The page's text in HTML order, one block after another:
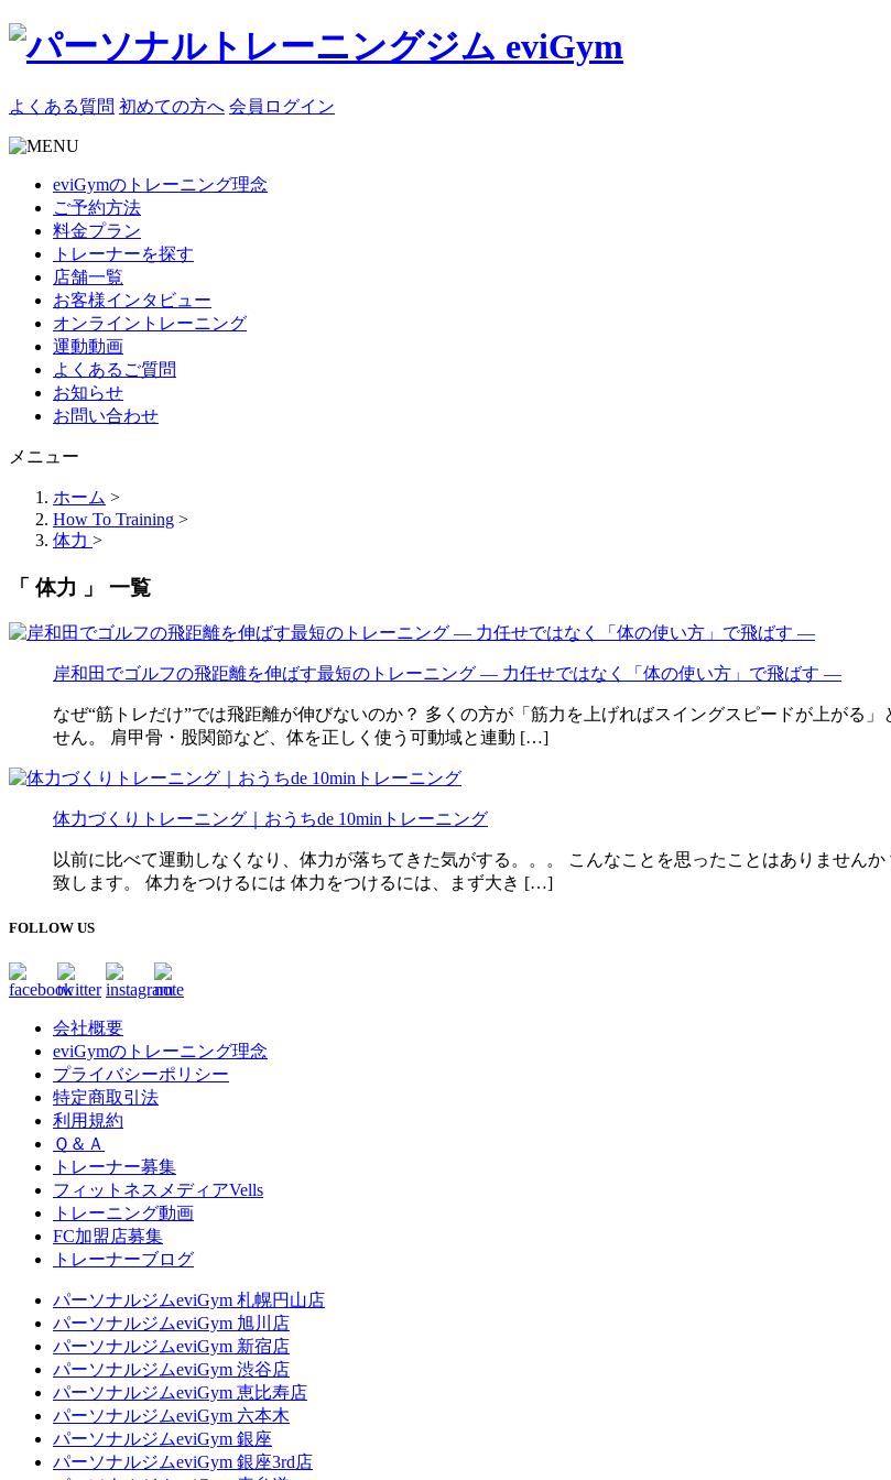
よくある質問 初めての方へ 会員ログイン
eviGymのトレーニング理念
ご予約方法
料金プラン
トレーナーを探す
店舗一覧
お客様インタビュー
オンライントレーニング
運動動画
よくあるご質問
お知らせ
お問い合わせ
メニュー
ホーム >
How To Training >
体力 >
「 体力 」 一覧
岸和田でゴルフの飛距離を伸ばす最短のトレーニング ― 力任せではなく「体の使い方」で飛ばす ―
なぜ“筋トレだけ”では飛距離が伸びないのか？ 多くの方が「筋力を上げればスイングスピードが上がる
せん。 肩甲骨・股関節など、体を正しく使う可動域と連動 […]
体力づくりトレーニング｜おうちde 10minトレーニング
以前に比べて運動しなくなり、体力が落ちてきた気がする。。。 こんなことを思ったことはありません
致します。 体力をつけるには 体力をつけるには、まず大き […]
FOLLOW US
会社概要
eviGymのトレーニング理念
プライバシーポリシー
特定商取引法
利用規約
Ｑ＆Ａ
トレーナー募集
フィットネスメディアVells
トレーニング動画
FC加盟店募集
トレーナーブログ
パーソナルジムeviGym 札幌円山店
パーソナルジムeviGym 旭川店
パーソナルジムeviGym 新宿店
パーソナルジムeviGym 渋谷店
パーソナルジムeviGym 恵比寿店
パーソナルジムeviGym 六本木
パーソナルジムeviGym 銀座
パーソナルジムeviGym 銀座3rd店